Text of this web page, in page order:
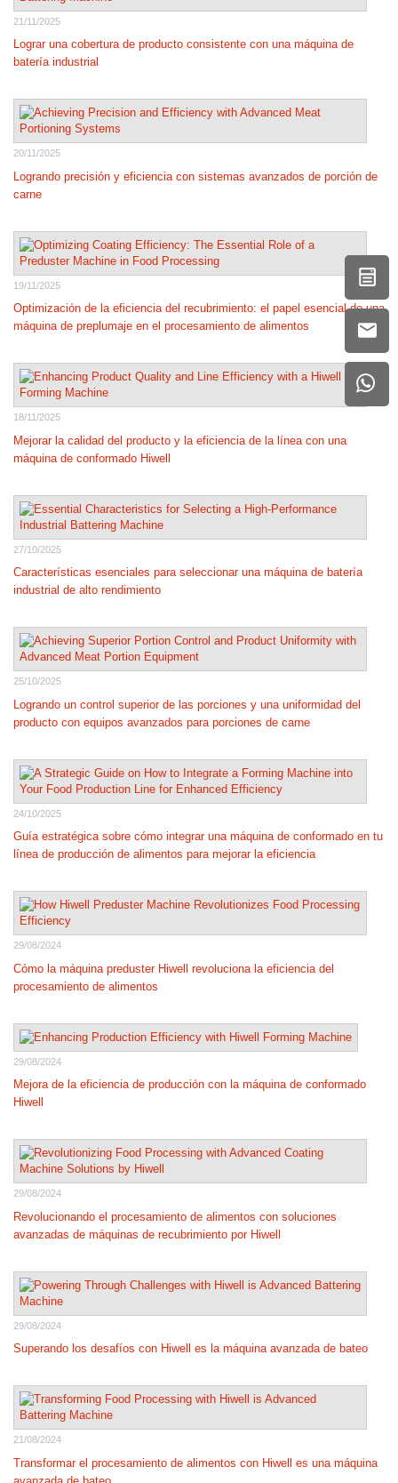
21/11/2025
Lograr una cobertura de producto consistente con una máquina de
batería industrial
20/11/2025
Logrando precisión y eficiencia con sistemas avanzados de porción de
carne
19/11/2025
Optimización de la eficiencia del recubrimiento: el papel esencial de una
máquina de preplumaje en el procesamiento de alimentos
18/11/2025
Mejorar la calidad del producto y la eficiencia de la línea con una
máquina de conformado Hiwell
27/10/2025
Características esenciales para seleccionar una máquina de batería
industrial de alto rendimiento
25/10/2025
Logrando un control superior de las porciones y una uniformidad del
producto con equipos avanzados para porciones de carne
24/10/2025
Guía estratégica sobre cómo integrar una máquina de conformado en tu
línea de producción de alimentos para mejorar la eficiencia
29/08/2024
Cómo la máquina preduster Hiwell revoluciona la eficiencia del
procesamiento de alimentos
29/08/2024
Mejora de la eficiencia de producción con la máquina de conformado
Hiwell
29/08/2024
Revolucionando el procesamiento de alimentos con soluciones
avanzadas de máquinas de recubrimiento por Hiwell
29/08/2024
Superando los desafíos con Hiwell es la máquina avanzada de bateo
21/08/2024
Transformar el procesamiento de alimentos con Hiwell es una máquina